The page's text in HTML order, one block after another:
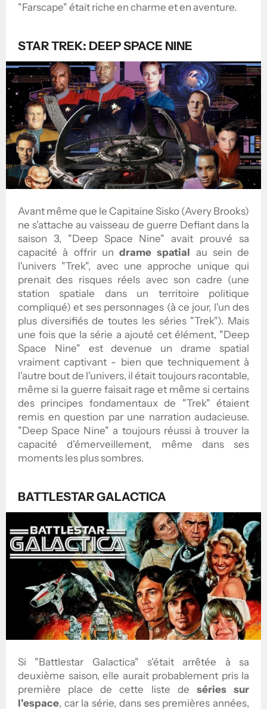
"Farscape" était riche en charme et en aventure.
STAR TREK: DEEP SPACE NINE
Avant même que le Capitaine Sisko (Avery Brooks)
ne s'attache au vaisseau de guerre Defiant dans la
saison 3, "Deep Space Nine" avait prouvé sa
capacité à offrir un drame spatial au sein de
l'univers "Trek", avec une approche unique qui
prenait des risques réels avec son cadre (une
station spatiale dans un territoire politique
compliqué) et ses personnages (à ce jour, l'un des
plus diversifiés de toutes les séries "Trek"). Mais
une fois que la série a ajouté cet élément, "Deep
Space Nine" est devenue un drame spatial
vraiment captivant - bien que techniquement à
l'autre bout de l'univers, il était toujours racontable,
même si la guerre faisait rage et même si certains
des principes fondamentaux de "Trek" étaient
remis en question par une narration audacieuse.
"Deep Space Nine" a toujours réussi à trouver la
capacité d'émerveillement, même dans ses
moments les plus sombres.
BATTLESTAR GALACTICA
Si "Battlestar Galactica" s'était arrêtée à sa
deuxième saison, elle aurait probablement pris la
première place de cette liste de séries sur
l'espace, car la série, dans ses premières années,